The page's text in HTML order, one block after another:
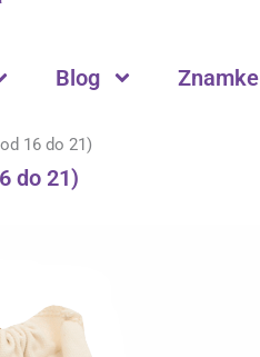
Blog Znamke
16 do 21)
do 21)